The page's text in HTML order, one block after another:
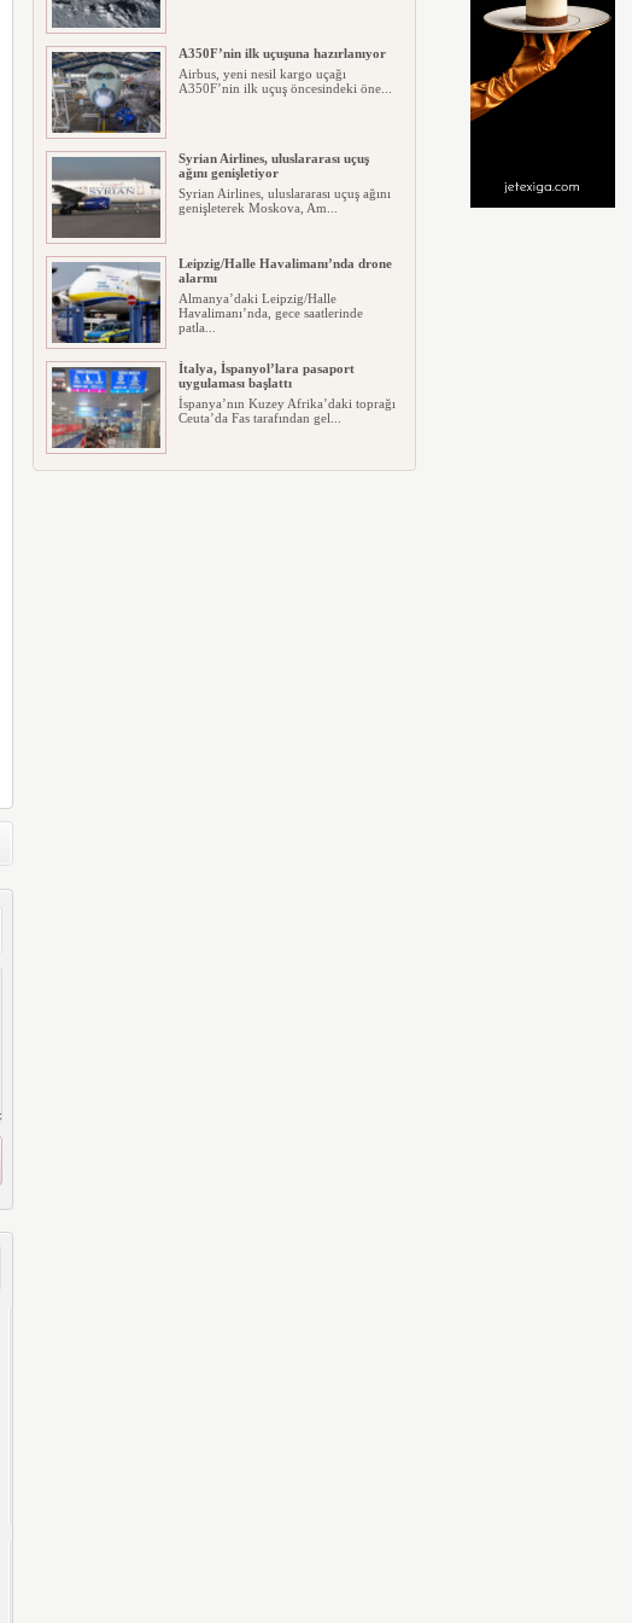
A350F’nin ilk uçuşuna hazırlanıyor
Airbus, yeni nesil kargo uçağı
A350F’nin ilk uçuş öncesindeki öne...
Syrian Airlines, uluslararası uçuş
ağını genişletiyor
Syrian Airlines, uluslararası uçuş ağını
genişleterek Moskova, Am...
Leipzig/Halle Havalimanı’nda drone
alarmı
Almanya’daki Leipzig/Halle
Havalimanı’nda, gece saatlerinde
patla...
İtalya, İspanyol’lara pasaport
uygulaması başlattı
İspanya’nın Kuzey Afrika’daki toprağı
Ceuta’da Fas tarafından gel...
Kolombiya, 2adet KC-390 alıyor